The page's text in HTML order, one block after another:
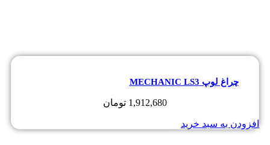
چراغ لوپ MECHANIC LS3
1,912,680 تومان
افزودن به سبد خرید